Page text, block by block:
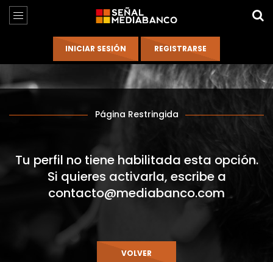
Página Restringida
Tu perfil no tiene habilitada esta opción.
Si quieres activarla, escribe a
contacto@mediabanco.com